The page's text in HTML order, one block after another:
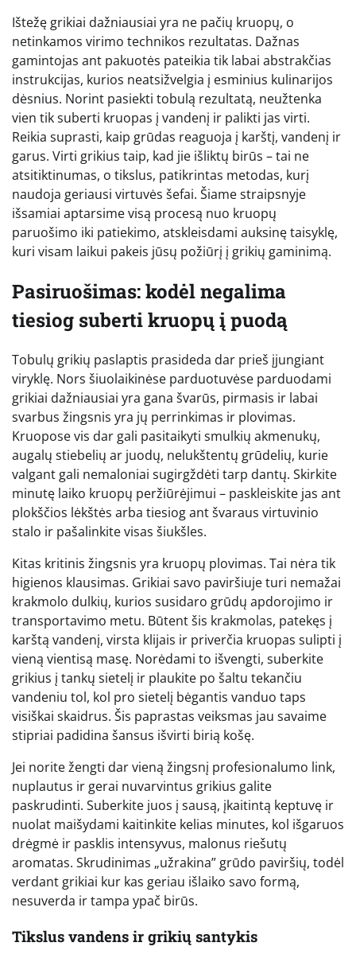
Ištežę grikiai dažniausiai yra ne pačių kruopų, o
netinkamos virimo technikos rezultatas. Dažnas
gamintojas ant pakuotės pateikia tik labai abstrakčias
instrukcijas, kurios neatsižvelgia į esminius kulinarijos
dėsnius. Norint pasiekti tobulą rezultatą, neužtenka
vien tik suberti kruopas į vandenį ir palikti jas virti.
Reikia suprasti, kaip grūdas reaguoja į karštį, vandenį ir
garus. Virti grikius taip, kad jie išliktų birūs – tai ne
atsitiktinumas, o tikslus, patikrintas metodas, kurį
naudoja geriausi virtuvės šefai. Šiame straipsnyje
išsamiai aptarsime visą procesą nuo kruopų
paruošimo iki patiekimo, atskleisdami auksinę taisyklę,
kuri visam laikui pakeis jūsų požiūrį į grikių gaminimą.
Pasiruošimas: kodėl negalima
tiesiog suberti kruopų į puodą
Tobulų grikių paslaptis prasideda dar prieš įjungiant
viryklę. Nors šiuolaikinėse parduotuvėse parduodami
grikiai dažniausiai yra gana švarūs, pirmasis ir labai
svarbus žingsnis yra jų perrinkimas ir plovimas.
Kruopose vis dar gali pasitaikyti smulkių akmenukų,
augalų stiebelių ar juodų, nelukštentų grūdelių, kurie
valgant gali nemaloniai sugirgždėti tarp dantų. Skirkite
minutę laiko kruopų peržiūrėjimui – paskleiskite jas ant
plokščios lėkštės arba tiesiog ant švaraus virtuvinio
stalo ir pašalinkite visas šiukšles.
Kitas kritinis žingsnis yra kruopų plovimas. Tai nėra tik
higienos klausimas. Grikiai savo paviršiuje turi nemažai
krakmolo dulkių, kurios susidaro grūdų apdorojimo ir
transportavimo metu. Būtent šis krakmolas, patekęs į
karštą vandenį, virsta klijais ir priverčia kruopas sulipti į
vieną vientisą masę. Norėdami to išvengti, suberkite
grikius į tankų sietelį ir plaukite po šaltu tekančiu
vandeniu tol, kol pro sietelį bėgantis vanduo taps
visiškai skaidrus. Šis paprastas veiksmas jau savaime
stipriai padidina šansus išvirti birią košę.
Jei norite žengti dar vieną žingsnį profesionalumo link,
nuplautus ir gerai nuvarvintus grikius galite
paskrudinti. Suberkite juos į sausą, įkaitintą keptuvę ir
nuolat maišydami kaitinkite kelias minutes, kol išgaruos
drėgmė ir pasklis intensyvus, malonus riešutų
aromatas. Skrudinimas „užrakina” grūdo paviršių, todėl
verdant grikiai kur kas geriau išlaiko savo formą,
nesuverda ir tampa ypač birūs.
Tikslus vandens ir grikių santykis